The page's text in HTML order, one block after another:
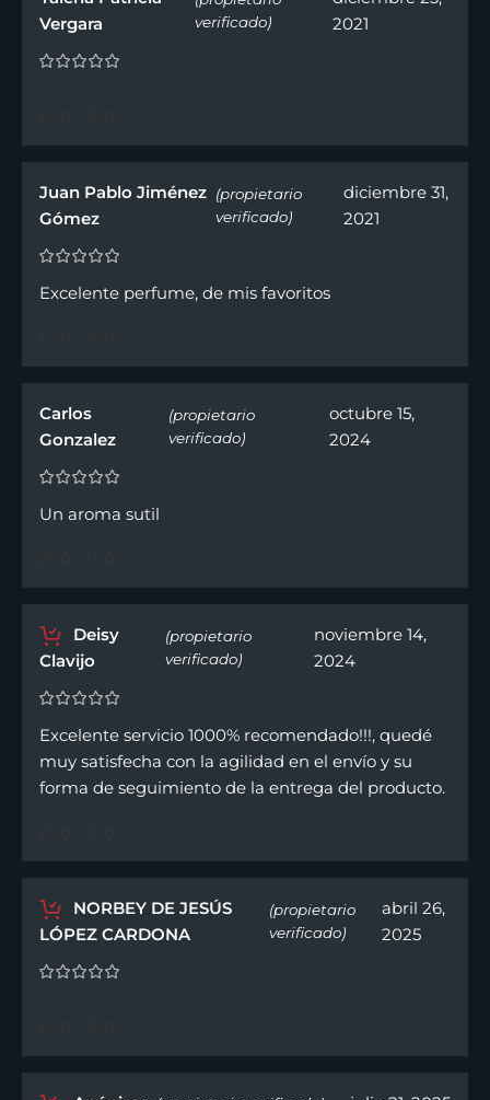
Vergara
verificado)
2021
Juan Pablo Jiménez
Gómez
(propietario
verificado)
diciembre 31,
2021
Excelente perfume, de mis favoritos
Carlos
Gonzalez
(propietario
verificado)
octubre 15,
2024
Un aroma sutil
Deisy
Clavijo
(propietario
verificado)
noviembre 14,
2024
Excelente servicio 1000% recomendado!!!, quedé
muy satisfecha con la agilidad en el envío y su
forma de seguimiento de la entrega del producto.
NORBEY DE JESÚS
LÓPEZ CARDONA
(propietario
verificado)
abril 26,
2025